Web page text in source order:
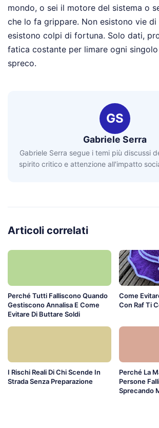
mondo, o sei il motore del sistema o
che lo fa grippare. Non esistono vie di
esistono colpi di fortuna. Solo dati,
fatica costante per limare ogni
spreco.
GS
Gabriele Serra
Gabriele Serra segue i temi più discussi
spirito critico e attenzione all'impatto
Articoli correlati
Perché Tutti Falliscono Quando
Gestiscono Annalisa E Come
Evitare Di Buttare Soldi
Come
Con Raf Ti
I Rischi Reali Di Chi Scende In
Strada Senza Preparazione
Perché La
Persone
Sprecando